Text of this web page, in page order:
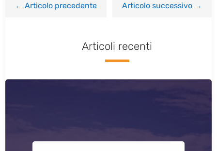
←Articolo precedente Articolo successivo→
Articoli recenti